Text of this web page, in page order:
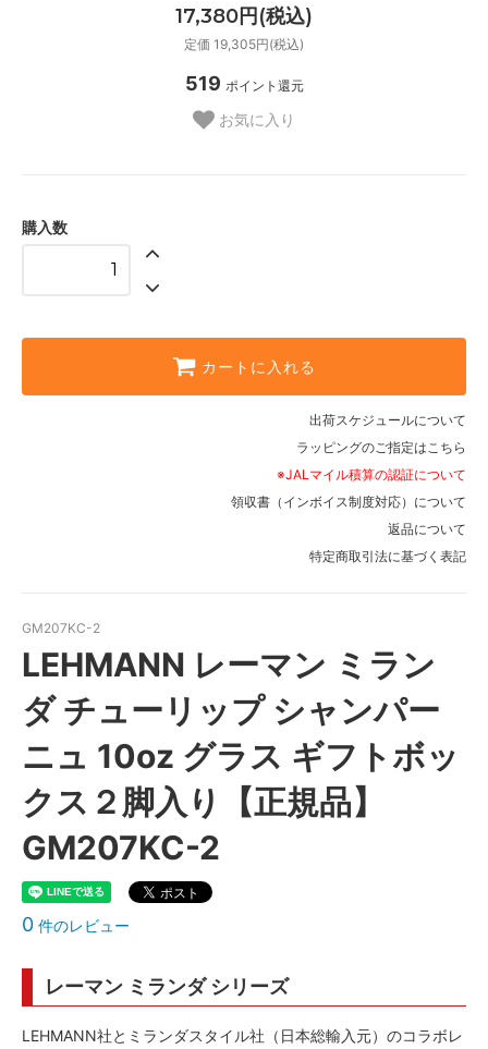
17,380円(税込)
定価 19,305円(税込)
519 ポイント還元
お気に入り
購入数
カートに入れる
出荷スケジュールについて
ラッピングのご指定はこちら
※JALマイル積算の認証について
領収書（インボイス制度対応）について
返品について
特定商取引法に基づく表記
GM207KC-2
LEHMANN レーマン ミラン
ダ チューリップ シャンパー
ニュ 10oz グラス ギフトボッ
クス２脚入り【正規品】
GM207KC-2
0 件のレビュー
レーマン ミランダ シリーズ
LEHMANN社とミランダスタイル社（日本総輸入元）のコラボレ